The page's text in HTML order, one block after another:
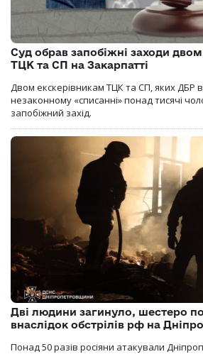
Суд обрав запобіжні заходи
ТЦК та СП на Закарпатті
Двом екскерівникам ТЦК та СП, яких ДБР
незаконному «списанні» понад тисячі
запобіжний захід.
Дві людини загинуло, шестеро
внаслідок обстрілів рф на
Понад 50 разів росіяни атакували